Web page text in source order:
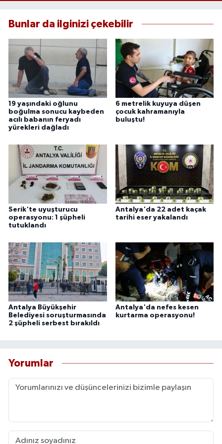
Bunlar da ilginizi çekebilir
19 yaşındaki oğlunu
boğulma sonucu kaybeden
acılı babanın feryadı
yürekleri dağladı
6 metrelik kuyuya düşen
çocuk kahramanıyla
buluştu!
Serik'te uyuşturucu
operasyonu: 1 şüpheli
tutuklandı
Antalya'da 22 adet kaçak
tarihi eser yakalandı
Antalya Büyükşehir
Belediyesi soruşturmasında
2 şüpheli serbest bırakıldı
Antalya'da nefes kesen
kurtarma operasyonu!
Yorumlar